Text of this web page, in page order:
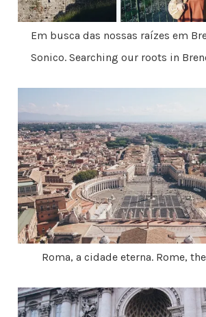
Em busca das nossas raízes em
Sonico. Searching our roots in
Roma, a cidade eterna. Rome,